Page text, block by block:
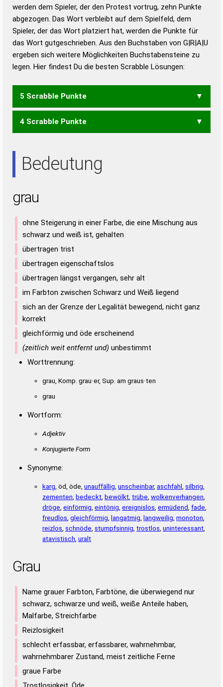
Duden – Standardwerk in 12 Bänden
Duden – Richtiges und gutes
Deutsch
Duden – Die deutsche Grammatik
Duden – Deutsches
Universalwörterbuch
werden dem Spieler, der den Protest vortrug, zehn Punkte
abgezogen. Das Wort verbleibt auf dem Spielfeld, dem
Spieler, der das Wort platziert hat, werden die Punkte für
das Wort gutgeschrieben. Aus den Buchstaben von G|R|A|U
ergeben sich weitere Möglichkeiten Buchstabensteine zu
legen. Hier findest Du die besten Scrabble Lösungen:
5 Scrabble Punkte
GAUR
4 Scrabble Punkte
Bedeutung
grau
ohne Steigerung in einer Farbe, die eine Mischung aus
schwarz und weiß ist, gehalten
übertragen trist
übertragen eigenschaftslos
übertragen längst vergangen, sehr alt
im Farbton zwischen Schwarz und Weiß liegend
sich an der Grenze der Legalität bewegend, nicht ganz
korrekt
gleichförmig und öde erscheinend
(zeitlich weit entfernt und) unbestimmt
Worttrennung:
grau, Komp. grau·er, Sup. am graus·ten
grau
Wortform:
Adjektiv
Konjugierte Form
Synonyme:
karg , öd, öde, unauffällig unscheinbar, aschfahl silbrig
zementen bedeckt bewölkt trübe wolkenverhangen
dröge einförmig eintönig ereignislos ermüdend fade
freudlos gleichförmig langatmig langweilig monoton
reizlos schnöde stumpfsinnig trostlos uninteressant
atavistisch uralt
Grau
Name grauer Farbton, Farbtöne, die überwiegend nur
schwarz, schwarze und weiß, weiße Anteile haben,
Malfarbe, Streichfarbe
Reizlosigkeit
schlecht erfassbar, erfassbarer, wahrnehmbar,
wahrnehmbarer Zustand, meist zeitliche Ferne
graue Farbe